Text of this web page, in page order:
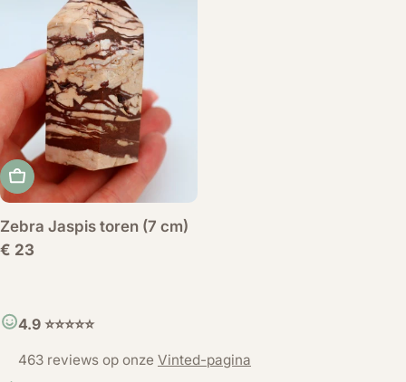
Voeg toe aan winkelwagen
Zebra Jaspis toren (7 cm)
Normale
€ 23
4.9 ⭐️⭐️⭐️⭐️⭐️
463 reviews op onze Vinted-pagina